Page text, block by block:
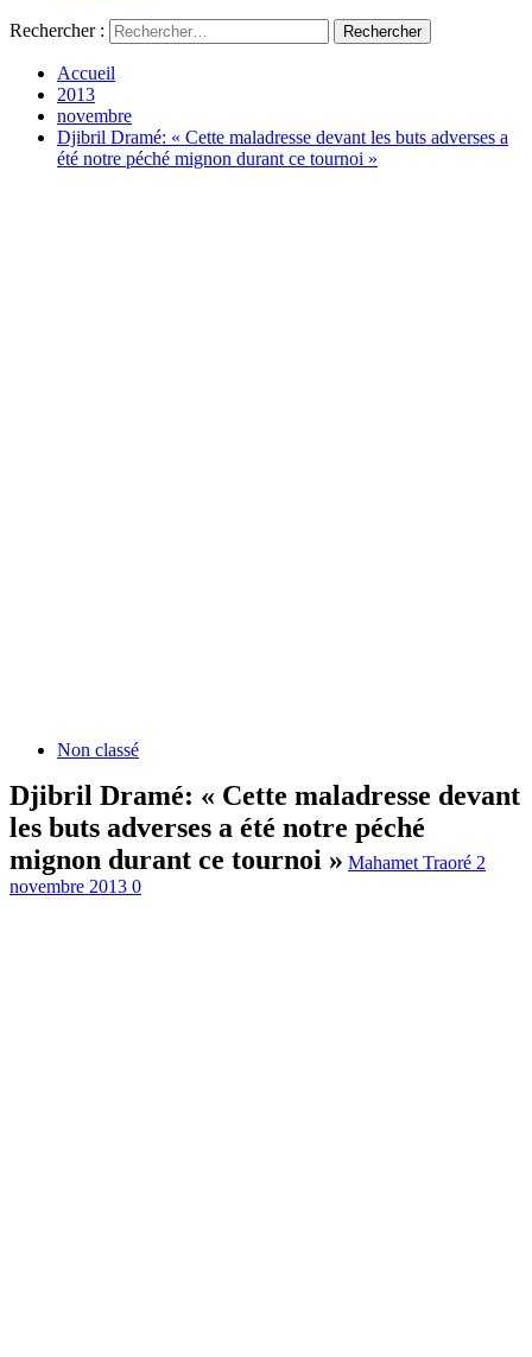
Rechercher :
Accueil
2013
novembre
Djibril Dramé: « Cette maladresse devant les buts adverses a
été notre péché mignon durant ce tournoi »
Non classé
Djibril Dramé: « Cette maladresse devant
les buts adverses a été notre péché
mignon durant ce tournoi » Mahamet Traoré 2
novembre 2013 0